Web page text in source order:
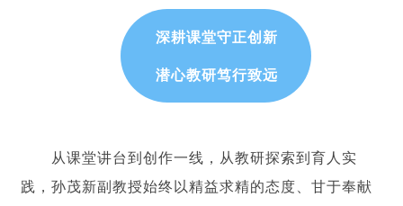
深耕课堂守正创新
潜心教研笃行致远
从课堂讲台到创作一线，从教研探索到育人实
践，孙茂新副教授始终以精益求精的态度、甘于奉献